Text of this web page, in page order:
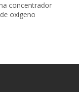
concentradora
de oxígeno